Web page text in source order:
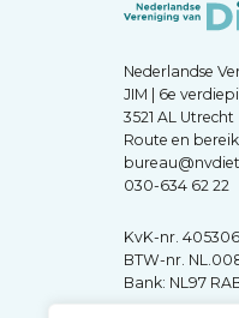
Nederlandse
JIM | 6e
3521 AL Utrecht
Route en
030-634 62 22
KvK-nr.
BTW-nr.
Bank: NL97